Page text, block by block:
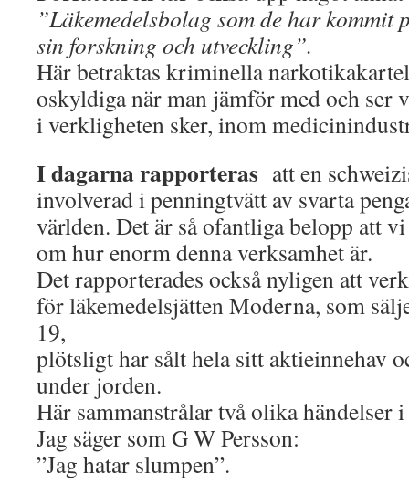
”Läkemedelsbolag som de har kommit
sin forskning och utveckling”.
Här betraktas kriminella
oskyldiga när man jämför med och ser
i verkligheten sker, inom
I dagarna rapporteras att en
involverad i penningtvätt av svarta
världen. Det är så ofantliga belopp att
om hur enorm denna verksamhet är.
Det rapporterades också nyligen att
för läkemedelsjätten Moderna, som
19,
plötsligt har sålt hela sitt aktieinnehav
under jorden.
Här sammanstrålar två olika händelser
Jag säger som G W Persson:
”Jag hatar slumpen”.